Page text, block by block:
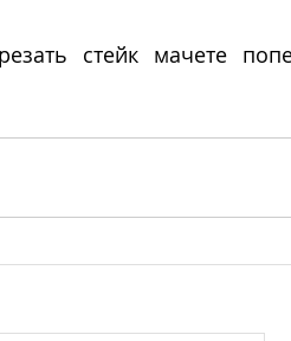
стейк мачете